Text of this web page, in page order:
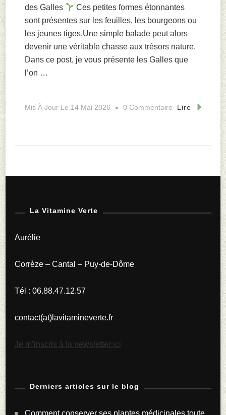
des Galles
Ces petites formes étonnantes
sont présentes sur les feuilles, les bourgeons ou
les jeunes tiges.Une simple balade peut alors
devenir une véritable chasse aux trésors nature.
Dans ce post, je vous présente les Galles que
l’on …
Mis À Jour Le 14 Mai 2026 0 Commentaire Sur
Lire
La Vitamine Verte
Aurélie
Corrèze – Cantal – Puy-de-Dôme
Tél : 06.88.47.12.57
contact(at)lavitamineverte.fr
Je m’inscris à la newsletter ici
Derniers articles sur le blog
Comment conserver ses plantes médicinales toute